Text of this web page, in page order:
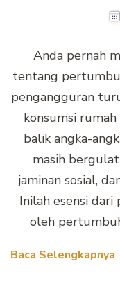
Anda pernah
tentang
pengangguran
konsumsi
balik angka-
masih
jaminan sosial,
Inilah esensi dari
oleh
Baca Selengkapnya